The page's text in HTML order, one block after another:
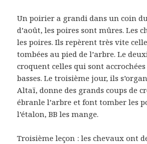
Un poirier a grandi dans un coin
d’août, les poires sont mûres. Les
les poires. Ils repèrent très vite
tombées au pied de l’arbre. Le
croquent celles qui sont
basses. Le troisième jour, ils
Altaï, donne des grands coups de
ébranle l’arbre et font tomber les
l’étalon, BB les mange.
Troisième leçon : les chevaux ont